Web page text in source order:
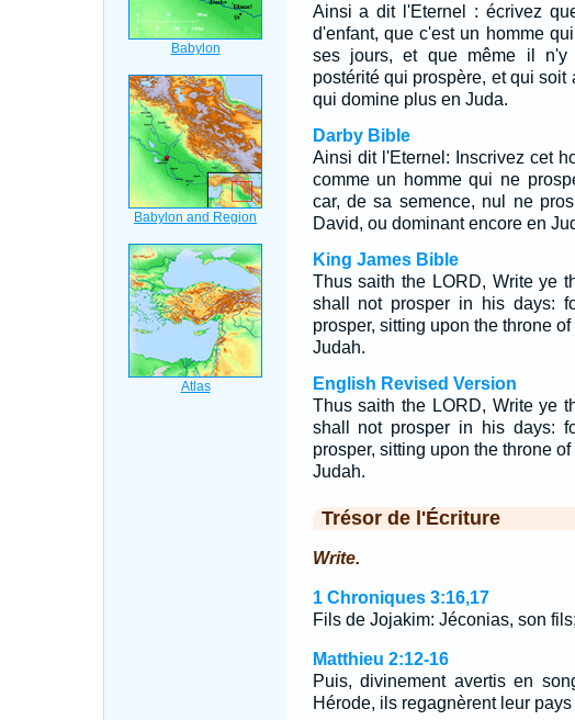
Ainsi a dit l'Eternel : écrivez
d'enfant, que c'est un homme
ses jours, et que même il n'y
postérité qui prospère, et qui
qui domine plus en Juda.
Darby Bible
Ainsi dit l'Eternel: Inscrivez cet
comme un homme qui ne
car, de sa semence, nul ne
David, ou dominant encore en
King James Bible
Thus saith the LORD, Write ye
shall not prosper in his days:
prosper, sitting upon the throne
Judah.
English Revised Version
Thus saith the LORD, Write ye
shall not prosper in his days:
prosper, sitting upon the throne
Judah.
Trésor de l'Écriture
Write.
1 Chroniques 3:16,17
Fils de Jojakim: Jéconias, son
Matthieu 2:12-16
Puis, divinement avertis en
Hérode, ils regagnèrent leur